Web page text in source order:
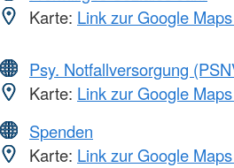
Karte: Link zur Google
Psy. Notfallversorgung
Karte: Link zur Google
Spenden
Karte: Link zur Google